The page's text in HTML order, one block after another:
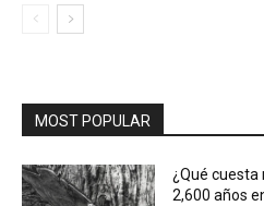
MOST POPULAR
¿Qué cuesta
2,600 años